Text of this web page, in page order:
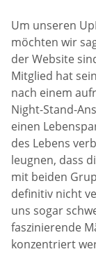
Um unseren
möchten wir
der Website
Mitglied hat
nach einem
Night-Stand-
einen
des Lebens
leugnen, dass
mit beiden
definitiv nicht
uns sogar
faszinierende
konzentriert